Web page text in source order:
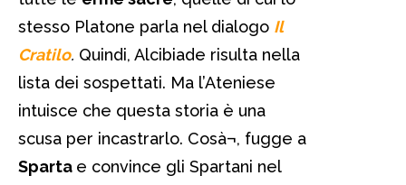
stesso Platone parla nel dialogo Il
Cratilo. Quindi, Alcibiade risulta nella
lista dei sospettati. Ma l’Ateniese
intuisce che questa storia è una
scusa per incastrarlo. Cosà¬, fugge a
Sparta e convince gli Spartani nel